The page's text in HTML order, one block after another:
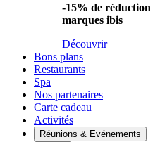
-15% de
marques ibis
Découvrir
Bons plans
Restaurants
Spa
Nos partenaires
Carte cadeau
Activités
Réunions & Evénements